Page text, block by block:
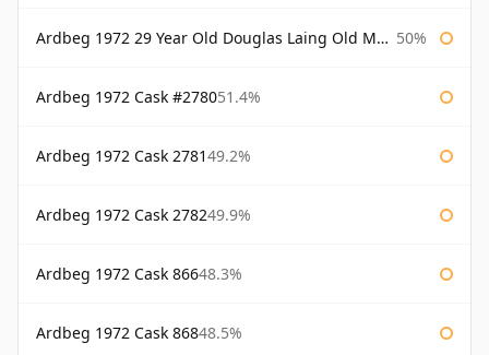
Ardbeg 1972 29 Year Old Douglas Laing Old Malt Cask Bottled 2001 50%
Ardbeg 1972 Cask #278051.4%
Ardbeg 1972 Cask 278149.2%
Ardbeg 1972 Cask 278249.9%
Ardbeg 1972 Cask 86648.3%
Ardbeg 1972 Cask 86848.5%